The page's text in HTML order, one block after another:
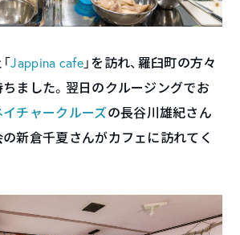
Jappina cafe」を訪れ、羅臼町の方々
ました。翌日のクルージングでお
チャークルーズの長谷川雄紀さん
新倉千夏さんがカフェに訪れてく